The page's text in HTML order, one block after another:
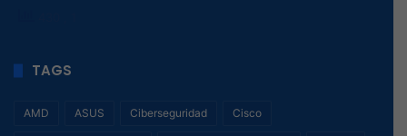
TAGS
AMD ASUS Ciberseguridad Cisco